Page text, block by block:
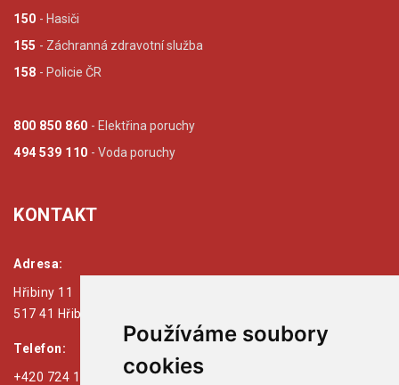
Používáme soubory
cookies
150 - Hasiči
155 - Záchranná zdravotní služba
158 - Policie ČR
800 850 860 - Elektřina poruchy
494 539 110 - Voda poruchy
KONTAKT
Adresa:
Hřibiny 11
517 41 Hřibiny - Ledská
Telefon:
+420 724 179 125